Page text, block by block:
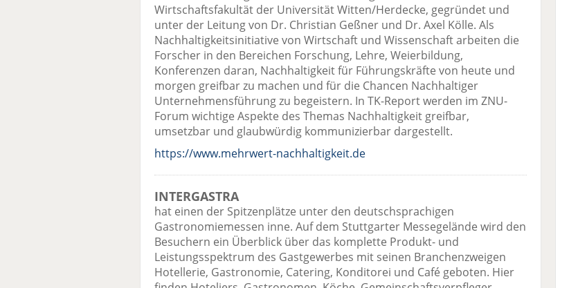
Wirtschaftsfakultät der Universität Witten/Herdecke, gegründet und
unter der Leitung von Dr. Christian Geßner und Dr. Axel Kölle. Als
Nachhaltigkeitsinitiative von Wirtschaft und Wissenschaft arbeiten die
Forscher in den Bereichen Forschung, Lehre, Weierbildung,
Konferenzen daran, Nachhaltigkeit für Führungskräfte von heute und
morgen greifbar zu machen und für die Chancen Nachhaltiger
Unternehmensführung zu begeistern. In TK-Report werden im ZNU-
Forum wichtige Aspekte des Themas Nachhaltigkeit greifbar,
umsetzbar und glaubwürdig kommunizierbar dargestellt.
https://www.mehrwert-nachhaltigkeit.de
INTERGASTRA
hat einen der Spitzenplätze unter den deutschsprachigen
Gastronomiemessen inne. Auf dem Stuttgarter Messegelände wird den
Besuchern ein Überblick über das komplette Produkt- und
Leistungsspektrum des Gastgewerbes mit seinen Branchenzweigen
Hotellerie, Gastronomie, Catering, Konditorei und Café geboten. Hier